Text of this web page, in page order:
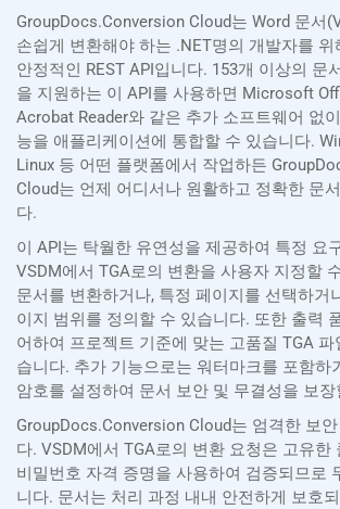
GroupDocs.Conversion Cloud는 Word 문서
손쉽게 변환해야 하는 .NET명의 개발자를 위
안정적인 REST API입니다. 153개 이상의 문
을 지원하는 이 API를 사용하면 Microsoft
Acrobat Reader와 같은 추가 소프트웨어 없
능을 애플리케이션에 통합할 수 있습니다.
Linux 등 어떤 플랫폼에서 작업하든
Cloud는 언제 어디서나 원활하고 정확한 문
다.
이 API는 탁월한 유연성을 제공하여 특정 요
VSDM에서 TGA로의 변환을 사용자 지정할
문서를 변환하거나, 특정 페이지를 선택하거
이지 범위를 정의할 수 있습니다. 또한 출력
어하여 프로젝트 기준에 맞는 고품질 TGA 파
습니다. 추가 기능으로는 워터마크를 포함하
암호를 설정하여 문서 보안 및 무결성을 보
GroupDocs.Conversion Cloud는 엄격한 보
다. VSDM에서 TGA로의 변환 요청은 고유한
비밀번호 자격 증명을 사용하여 검증되므로
니다. 문서는 처리 과정 내내 안전하게 보호